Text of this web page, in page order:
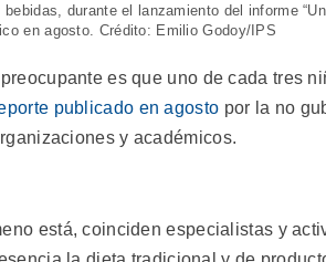
durante el lanzamiento del informe
en agosto. Crédito: Emilio Godoy/IPS
es que uno de cada tres
publicado en agosto por la no
y académicos.
está, coinciden especialistas y